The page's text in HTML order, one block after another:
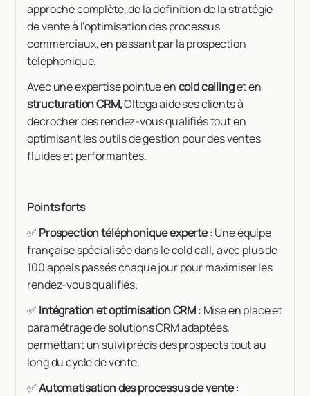
approche complète, de la définition de la stratégie
de vente à l’optimisation des processus
commerciaux, en passant par la prospection
téléphonique.
Avec une expertise pointue encold callinget en
structuration CRM,Oltega aide ses clients à
décrocher des rendez-vous qualifiés tout en
optimisant les outils de gestion pour des ventes
fluides et performantes.
Points forts
✅ Prospection téléphonique experte: Une équipe
française spécialisée dans le cold call, avec plus de
100 appels passés chaque jour pour maximiser les
rendez-vous qualifiés.
✅ Intégration et optimisation CRM: Mise en place et
paramétrage de solutions CRM adaptées,
permettant un suivi précis des prospects tout au
long du cycle de vente.
✅Automatisation des processus de vente: